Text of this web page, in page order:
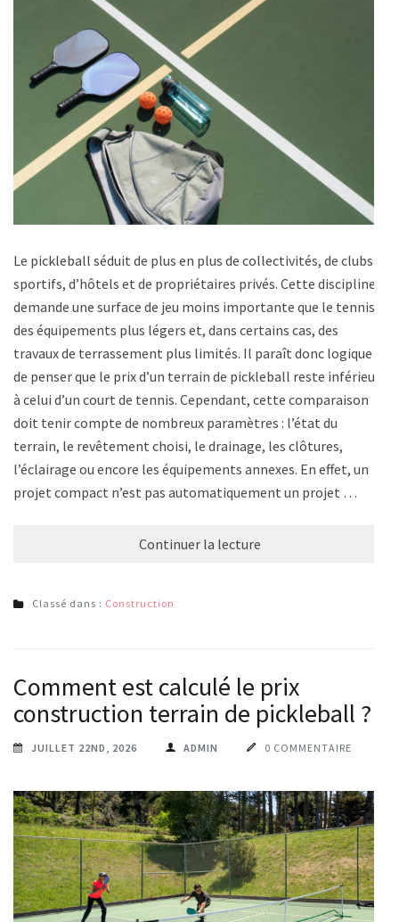
Le pickleball séduit de plus en plus de collectivités, de clubs
sportifs, d’hôtels et de propriétaires privés. Cette discipline
demande une surface de jeu moins importante que le tennis,
des équipements plus légers et, dans certains cas, des
travaux de terrassement plus limités. Il paraît donc logique
de penser que le prix d’un terrain de pickleball reste inférieur
à celui d’un court de tennis. Cependant, cette comparaison
doit tenir compte de nombreux paramètres : l’état du
terrain, le revêtement choisi, le drainage, les clôtures,
l’éclairage ou encore les équipements annexes. En effet, un
projet compact n’est pas automatiquement un projet …
Continuer la lecture
Classé dans : Construction
Comment est calculé le prix
construction terrain de pickleball ?
JUILLET 22ND, 2026 ADMIN 0 COMMENTAIRE